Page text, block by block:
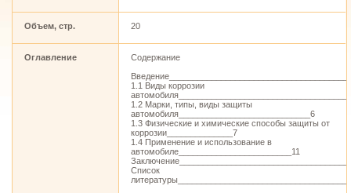
Объем, стр. 20
Оглавление
Содержание
1.1 Виды коррозии
1.2 Марки, типы, виды защиты
автомобиля____________________________6
1.3 Физические и химические способы защиты от
коррозии______________7
1.4 Применение и использование в
автомобиле________________________11
Список